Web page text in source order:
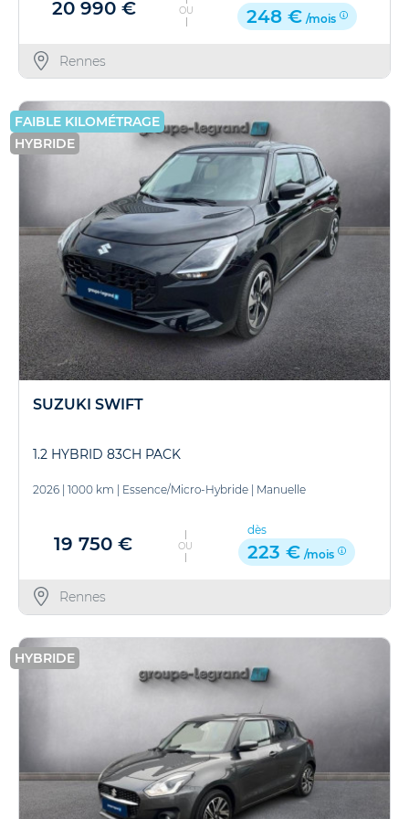
20 990 € OU 248 € /mois
Rennes
FAIBLE KILOMÉTRAGE
HYBRIDE
SUZUKI SWIFT
1.2 HYBRID 83CH PACK
2026 1000 km Essence/Micro-Hybride Manuelle
19 750 € OU
dès
223 € /mois
Rennes
HYBRIDE